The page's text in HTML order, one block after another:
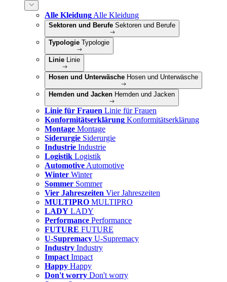
Alle Kleidung Alle Kleidung
Sektoren und Berufe Sektoren und Berufe
Typologie Typologie
Linie Linie
Hosen und Unterwäsche Hosen und Unterwäsche
Hemden und Jacken Hemden und Jacken
Linie für Frauen Linie für Frauen
Konformitätserklärung Konformitätserklärung
Montage Montage
Siderurgie Siderurgie
Industrie Industrie
Logistik Logistik
Automotive Automotive
Winter Winter
Sommer Sommer
Vier Jahreszeiten Vier Jahreszeiten
MULTIPRO MULTIPRO
LADY LADY
Performance Performance
FUTURE FUTURE
U-Supremacy U-Supremacy
Industry Industry
Impact Impact
Happy Happy
Don't worry Don't worry